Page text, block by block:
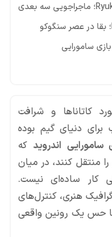
سامورایی
کاتاناها و شرافت
دنیای گیم بوده
اندروید که
منتقل کنند، در میان
کار ساده‌ای نیست.
هنری، کنترل‌های
حس یک رونین واقعی